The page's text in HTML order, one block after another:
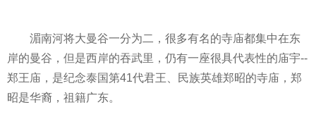
湄南河将大曼谷一分为二，很多有名的寺庙都集中在东
岸的曼谷，但是西岸的吞武里，仍有一座很具代表性的庙宇--
郑王庙，是纪念泰国第41代君王、民族英雄郑昭的寺庙，郑
昭是华裔，祖籍广东。